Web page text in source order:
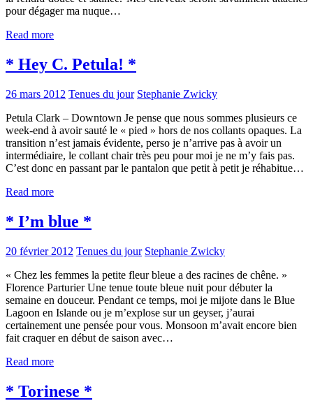
pour dégager ma nuque…
Read more
* Hey C. Petula! *
26 mars 2012 Tenues du jour Stephanie Zwicky
Petula Clark – Downtown Je pense que nous sommes plusieurs ce
week-end à avoir sauté le « pied » hors de nos collants opaques. La
transition n’est jamais évidente, perso je n’arrive pas à avoir un
intermédiaire, le collant chair très peu pour moi je ne m’y fais pas.
C’est donc en passant par le pantalon que petit à petit je réhabitue…
Read more
* I’m blue *
20 février 2012 Tenues du jour Stephanie Zwicky
« Chez les femmes la petite fleur bleue a des racines de chêne. »
Florence Parturier Une tenue toute bleue nuit pour débuter la
semaine en douceur. Pendant ce temps, moi je mijote dans le Blue
Lagoon en Islande ou je m’explose sur un geyser, j’aurai
certainement une pensée pour vous. Monsoon m’avait encore bien
fait craquer en début de saison avec…
Read more
* Torinese *